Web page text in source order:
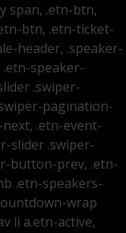
span, .etn-btn,
btn, .etn-ticket-
header, .speaker-
speaker-
.swiper-
pagination-
.etn-event-
slider .swiper-
button-prev, .etn-
.etn-speakers-
wrap
li a.etn-active,